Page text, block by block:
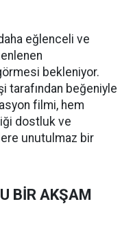
eğlenceli ve
bekleniyor.
tarafından beğeniyle
filmi, hem
dostluk ve
unutulmaz bir
BİR AKŞAM